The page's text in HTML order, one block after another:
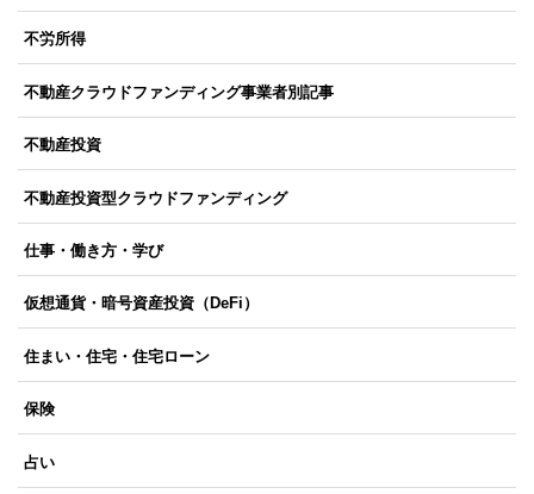
不労所得
不動産クラウドファンディング事業者別記事
不動産投資
不動産投資型クラウドファンディング
仕事・働き方・学び
仮想通貨・暗号資産投資（DeFi）
住まい・住宅・住宅ローン
保険
占い